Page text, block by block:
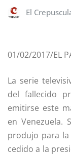
El
01/02/2017/EL
La serie
del fallecido
emitirse este
en Venezuela.
produjo para
cedido a la